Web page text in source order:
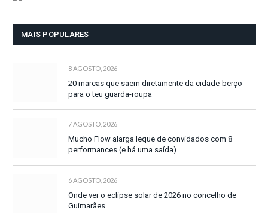
MAIS POPULARES
8 AGOSTO, 2026
20 marcas que saem diretamente da cidade-berço
para o teu guarda-roupa
7 AGOSTO, 2026
Mucho Flow alarga leque de convidados com 8
performances (e há uma saída)
6 AGOSTO, 2026
Onde ver o eclipse solar de 2026 no concelho de
Guimarães